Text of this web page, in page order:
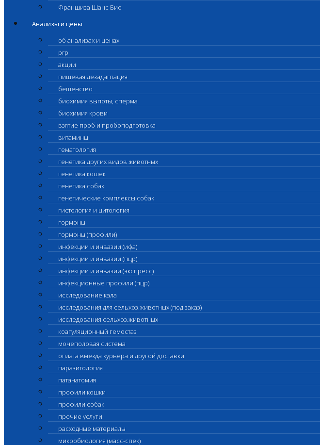
Франшиза Шанс Био
Анализы и цены
об анализах и ценах
prp
акции
пищевая дезадаптация
бешенство
биохимия выпоты, сперма
биохимия крови
взятие проб и пробоподготовка
витамины
гематология
генетика других видов животных
генетика кошек
генетика собак
генетические комплексы собак
гистология и цитология
гормоны
гормоны (профили)
инфекции и инвазии (ифа)
инфекции и инвазии (пцр)
инфекции и инвазии (экспресс)
инфекционные профили (пцр)
исследование кала
исследования для сельхоз.животных (под заказ)
исследования сельхоз.животных
коагуляционный гемостаз
мочеполовая система
оплата выезда курьера и другой доставки
паразитология
патанатомия
профили кошки
профили собак
прочие услуги
расходные материалы
микробиология (масс-спек)